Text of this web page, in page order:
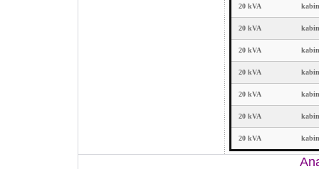
20 kVA
20 kVA
20 kVA
20 kVA
20 kVA
20 kVA
20 kVA